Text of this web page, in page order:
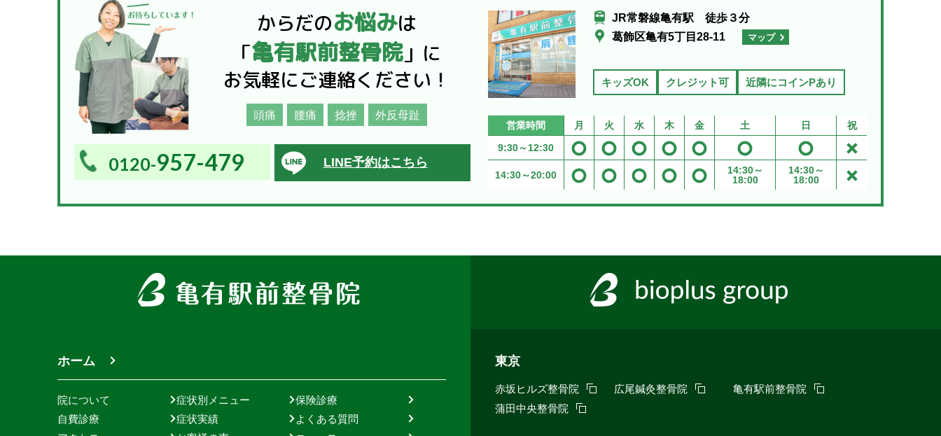
2023.12.13
体調には注意して！
こんにちは、亀有駅前整骨院です 最近は気候が落ち着
かなくて困りますね 寒い時期は寒い！でいいのに 突然
暖かくなったり、夜には凍える寒さになっ...
2023.04.11
５月２・３・４・５日は休診となります。 お間違えな
いようにお気を付けください。 ...
施術同意書に署名を頂いております
亀有駅前整骨院では患者様に安心して施術を受けて頂
くため 施術同意書に署名を頂いております。 スタッフ
からだのお悩みは
「亀有駅前整骨院」に
お気軽にご連絡ください！
頭痛 腰痛 捻挫 外反母趾
0120-957-479 LINE予約はこちら
JR常磐線亀有駅 徒歩３分
葛飾区亀有5丁目28-11
マップ
キッズOK クレジット可 近隣にコインPあり
営業時間 月 火 水 木 金 土 日
祝
9:30～12:30
14:30～20:00
14:30～
18:00
14:30～
18:00
ホーム
院について 症状別メニュー
保険診療
自費診療
症状実績
よくある質問
東京
赤坂ヒルズ整骨院 広尾鍼灸整骨院
亀有駅前整骨院
蒲田中央整骨院